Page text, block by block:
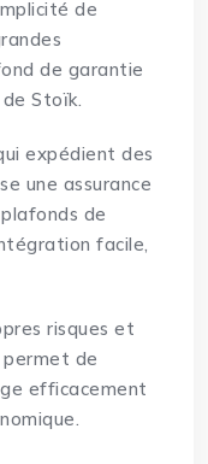
de
de garantie
Stoïk.
expédient des
une assurance
de
facile,
risques et
permet de
efficacement